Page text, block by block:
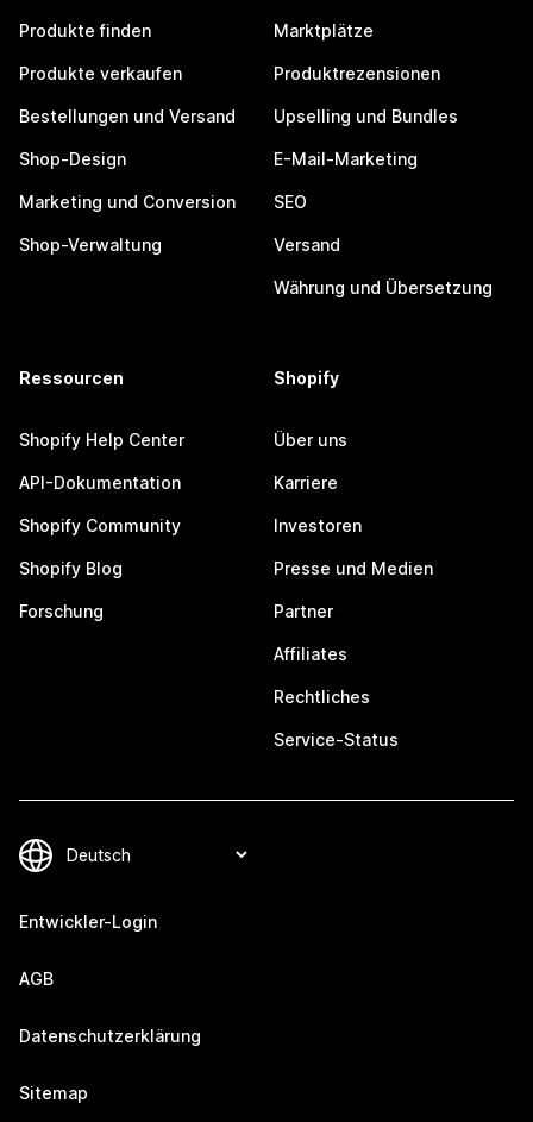
Produkte finden
Produkte verkaufen
Bestellungen und Versand
Shop-Design
Marketing und Conversion
Shop-Verwaltung
Marktplätze
Produktrezensionen
Upselling und Bundles
E-Mail-Marketing
SEO
Versand
Währung und Übersetzung
Ressourcen
Shopify Help Center
API-Dokumentation
Shopify Community
Shopify Blog
Forschung
Shopify
Über uns
Karriere
Investoren
Presse und Medien
Partner
Affiliates
Rechtliches
Service-Status
Entwickler-Login
AGB
Datenschutzerklärung
Sitemap